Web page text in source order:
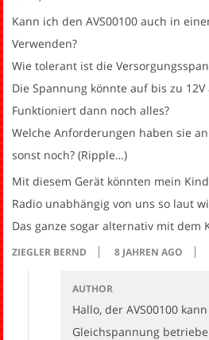
Kann ich den AVS00100 auch in
Verwenden?
Wie tolerant ist die
Die Spannung könnte auf bis zu 12V
Funktioniert dann noch alles?
Welche Anforderungen haben sie
sonst noch? (Ripple…)
Mit diesem Gerät könnten mein
Radio unabhängig von uns so laut
Das ganze sogar alternativ mit dem
ZIEGLER BERND 8 JAHREN AGO
AUTHOR
Hallo, der AVS00100
Gleichspannung